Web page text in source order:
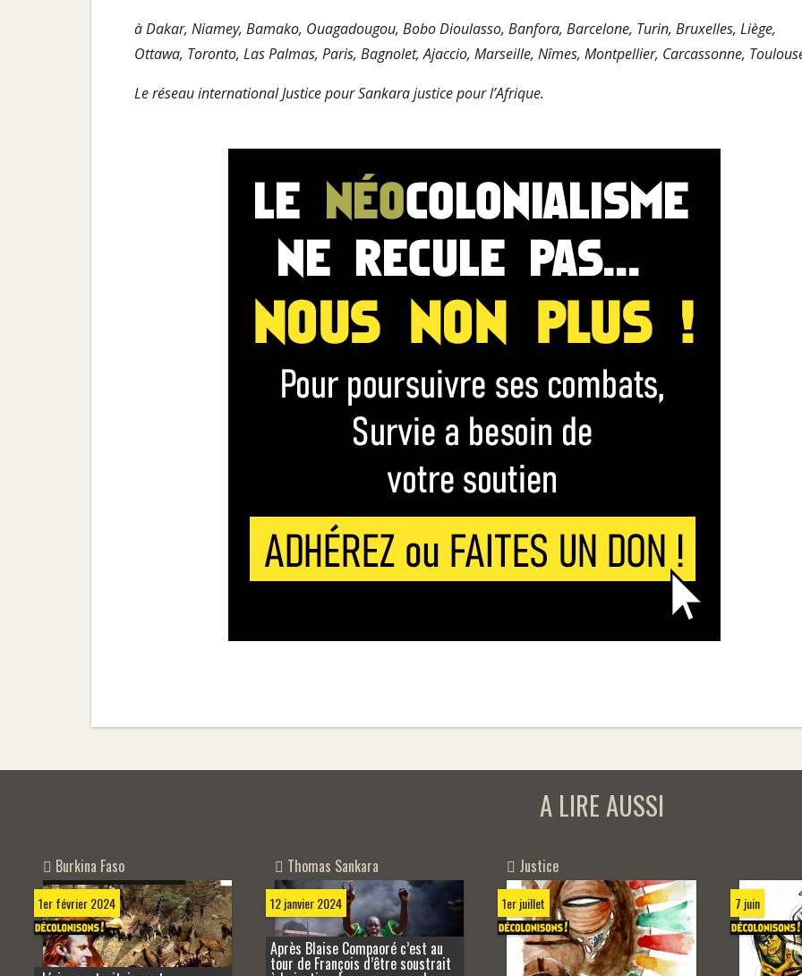
à Dakar, Niamey, Bamako, Ouagadougou, Bobo Dioulasso, Banfora, Barcelone, Turin, Bruxelles, Liège,
Ottawa, Toronto, Las Palmas, Paris, Bagnolet, Ajaccio, Marseille, Nîmes, Montpellier, Carcassonne,
Le réseau international Justice pour Sankara justice pour l’Afrique.
A LIRE AUSSI
Burkina Faso
1er février 2024
Thomas Sankara
12 janvier 2024
Après Blaise Compaoré c’est au
tour de François d’être soustrait
Justice
1er juillet 7 juin